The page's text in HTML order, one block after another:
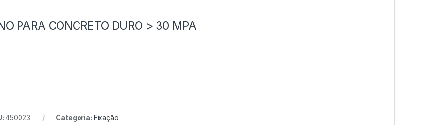
PARA CONCRETO DURO > 30 MPA
450023 Categoria: Fixação